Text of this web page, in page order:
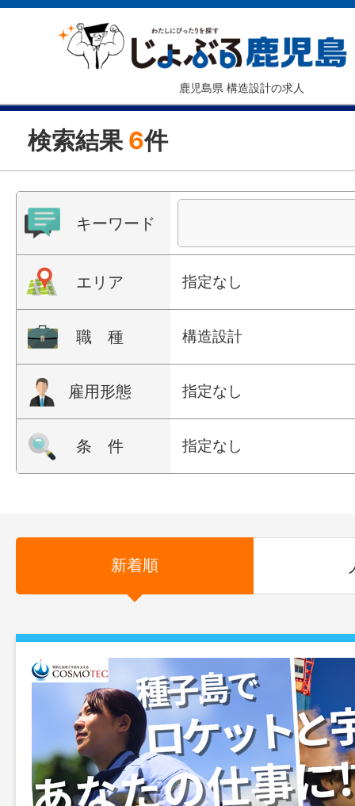
鹿児島県 構造設計の求人
検索結果 6件
キーワード
エリア 指定なし
職 種 構造設計
雇用形態 指定なし
条 件 指定なし
新着順